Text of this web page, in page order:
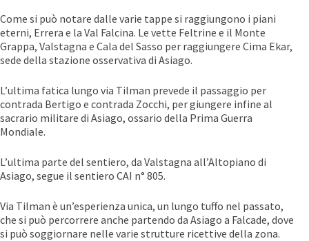
Come si può notare dalle varie tappe si raggiungono i piani
eterni, Errera e la Val Falcina. Le vette Feltrine e il Monte
Grappa, Valstagna e Cala del Sasso per raggiungere Cima Ekar,
sede della stazione osservativa di Asiago.
L’ultima fatica lungo via Tilman prevede il passaggio per
contrada Bertigo e contrada Zocchi, per giungere infine al
sacrario militare di Asiago, ossario della Prima Guerra
Mondiale.
L’ultima parte del sentiero, da Valstagna all’Altopiano di
Asiago, segue il sentiero CAI n° 805.
Via Tilman è un’esperienza unica, un lungo tuffo nel passato,
che si può percorrere anche partendo da Asiago a Falcade, dove
si può soggiornare nelle varie strutture ricettive della zona.